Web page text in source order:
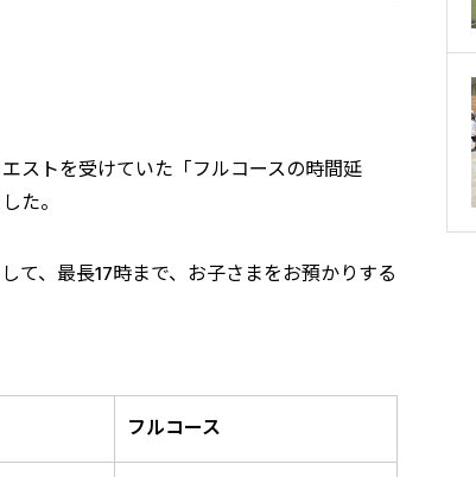
ストを受けていた「フルコースの時間延
た。
て、最長17時まで、お子さまをお預かりする
フルコース